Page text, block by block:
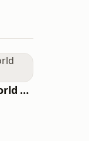
Qmusic One World Radio